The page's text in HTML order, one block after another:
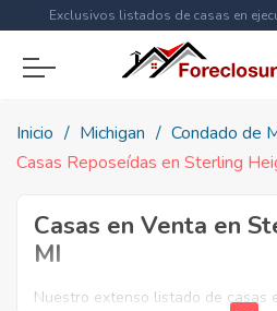
Exclusivos listados de casas en
ahora a
Inicio Michigan Condado de
Casas Reposeídas en Sterling
Casas en Venta en
MI
Nuestro extenso listado de casas